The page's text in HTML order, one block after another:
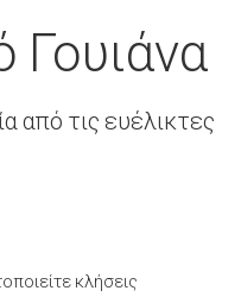
Γουιάνα
από τις ευέλικτες
κλήσεις